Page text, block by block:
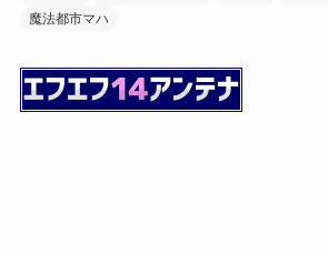
魔法都市マハ